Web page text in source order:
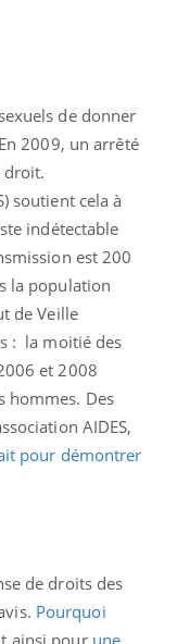
de donner
2009, un arrêté
droit.
soutient cela à
indétectable
est 200
la population
de Veille
: la moitié des
et 2008
hommes. Des
AIDES,
pour démontrer
de droits des
Pourquoi
ainsi pour une